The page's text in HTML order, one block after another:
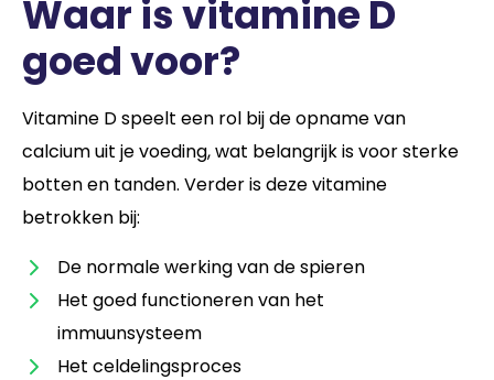
Waar is vitamine D
goed voor?
Vitamine D speelt een rol bij de opname van
calcium uit je voeding, wat belangrijk is voor sterke
botten en tanden. Verder is deze vitamine
betrokken bij:
De normale werking van de spieren
Het goed functioneren van het
immuunsysteem
Het celdelingsproces